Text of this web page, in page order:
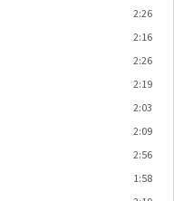
2:26
2:16
2:26
2:19
2:03
2:09
2:56
1:58